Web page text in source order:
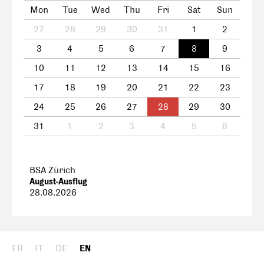
Mon Tue Wed Thu Fri Sat
Sun
27
28 29 30 31 1
2
3
4 5 6 7 8
9
10
11 12 13 14 15
16
17
18 19 20 21 22
23
24
25 26 27 28 29
30
31
1 2 3 4 5 6
BSA Zürich
August-Ausflug
28.08.2026
FR IT DE EN